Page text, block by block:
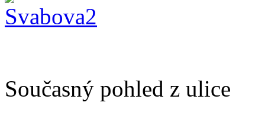
Současný pohled z ulice